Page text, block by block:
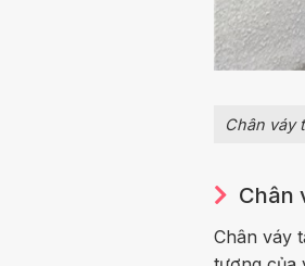
Chân váy
Chân
Chân váy